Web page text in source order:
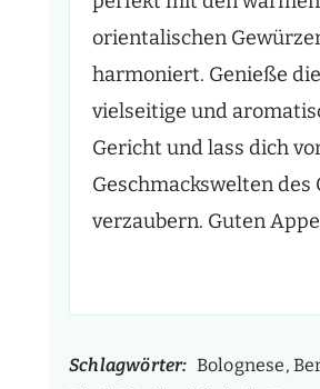
orientalischen
harmoniert. Genieße
vielseitige und
Gericht und lass dich
Geschmackswelten des
verzaubern. Guten
Schlagwörter: Bolognese,